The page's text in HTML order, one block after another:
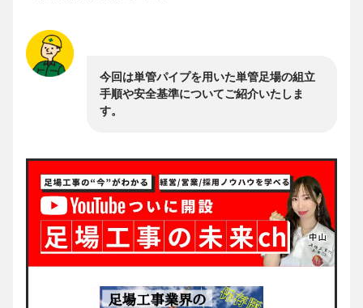
今回は単管パイプを用いた単管足場の組立
手順や安全基準についてご紹介いたしま
す。